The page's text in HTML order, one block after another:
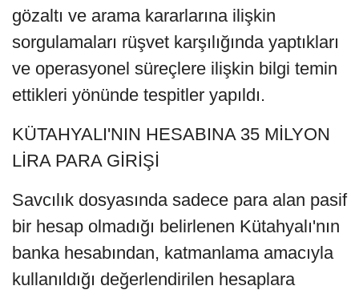
gözaltı ve arama kararlarına ilişkin
sorgulamaları rüşvet karşılığında yaptıkları
ve operasyonel süreçlere ilişkin bilgi temin
ettikleri yönünde tespitler yapıldı.
KÜTAHYALI'NIN HESABINA 35 MİLYON
LİRA PARA GİRİŞİ
Savcılık dosyasında sadece para alan pasif
bir hesap olmadığı belirlenen Kütahyalı'nın
banka hesabından, katmanlama amacıyla
kullanıldığı değerlendirilen hesaplara